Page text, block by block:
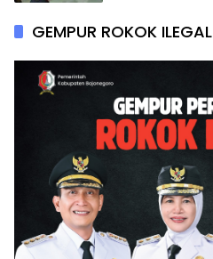
GEMPUR ROKOK ILEGAL